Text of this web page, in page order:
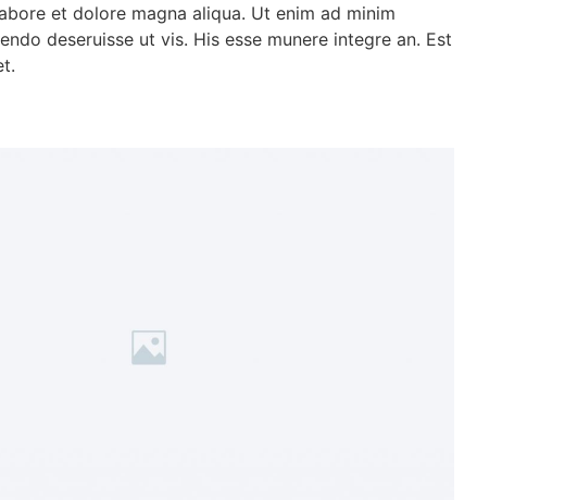
et dolore magna aliqua. Ut enim ad minim
deseruisse ut vis. His esse munere integre an. Est